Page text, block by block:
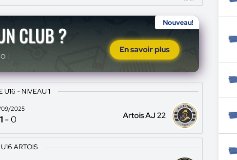
Nouveau!
CLUB ?
!
En savoir plus
U16 - NIVEAU 1
2025
1 -0 Artois AJ 22
ARTOIS